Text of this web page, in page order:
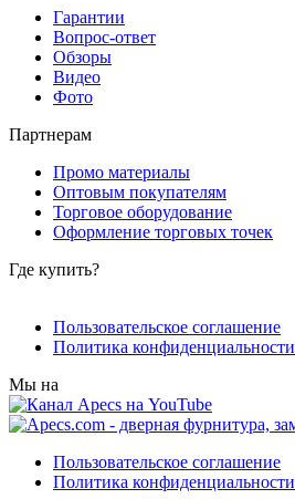
Гарантии
Вопрос-ответ
Обзоры
Видео
Фото
Партнерам
Промо материалы
Оптовым покупателям
Торговое оборудование
Оформление торговых точек
Где купить?
Пользовательское соглашение
Политика конфиденциальности
Мы на
Пользовательское соглашение
Политика конфиденциальности